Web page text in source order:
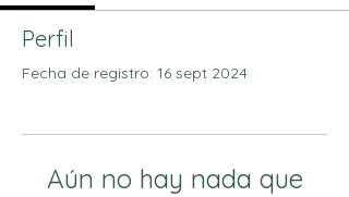
Perfil
Fecha de registro: 16 sept 2024
Aún no hay nada que